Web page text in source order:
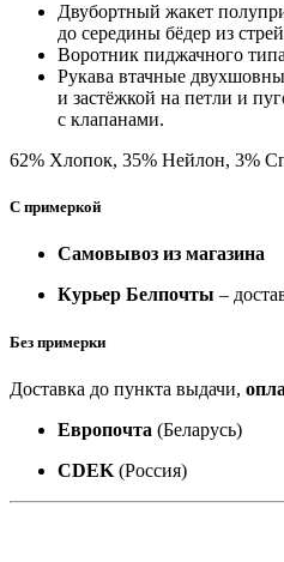
Двубортный жакет
до середины бёдер из
Воротник пиджачного
Рукава втачные
и застёжкой на петли и
с клапанами.
62% Хлопок, 35% Нейлон, 3%
С примеркой
Самовывоз из магазина
Курьер Белпочты –
Без примерки
Доставка до пункта выдачи,
Европочта (Беларусь)
CDEK (Россия)